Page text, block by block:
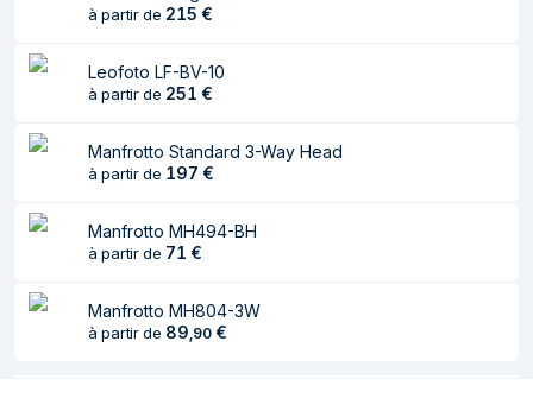
à partir de 215 €
Leofoto LF-BV-10
à partir de 251 €
Manfrotto Standard 3-Way Head
à partir de 197 €
Manfrotto MH494-BH
à partir de 71 €
Manfrotto MH804-3W
à partir de 89 90 €